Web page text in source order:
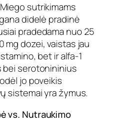
sutrikimams
didelė pradinė
pradedama nuo 25
mg dozei, vaistas jau
bet ir alfa-1
bei serotonininius
jo poveikis
sistemai yra žymus.
vs. Nutraukimo